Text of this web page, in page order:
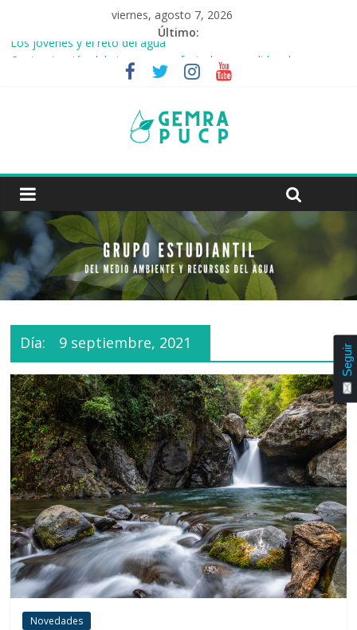
viernes, agosto 7, 2026
Último:
Los jóvenes y el reto del agua
Contaminación del aire: grupos afectados y medidas de
Análisis Crítico de la Minería Ilegal y sus Consecuencias en la
Reserva Natural de Tambopata
Día: 9 septiembre, 2021
Novedades
Seguir